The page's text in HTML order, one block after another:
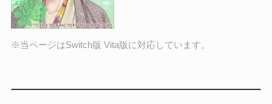
新作カレンダー
検索
※当ページはSwitch版 Vita版に対応しています。